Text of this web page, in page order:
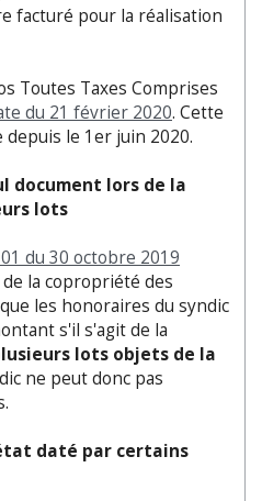
facturé pour la réalisation
Toutes Taxes Comprises
du 21 février 2020. Cette
le 1er juin 2020.
document lors de la
lots
du 30 octobre 2019
la copropriété des
les honoraires du syndic
s'il s'agit de la
lots objets de la
ne peut donc pas
daté par certains